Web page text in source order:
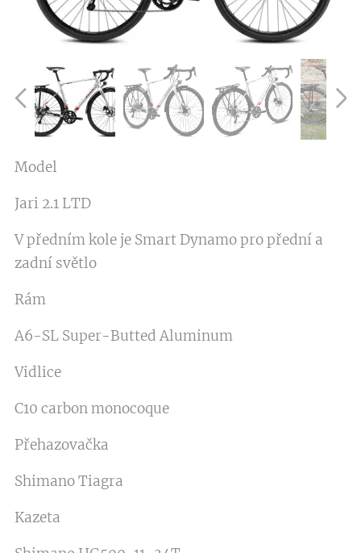
Model
Jari 2.1 LTD
V předním kole je Smart Dynamo pro přední a
zadní světlo
Rám
A6-SL Super-Butted Aluminum
Vidlice
C10 carbon monocoque
Přehazovačka
Shimano Tiagra
Kazeta